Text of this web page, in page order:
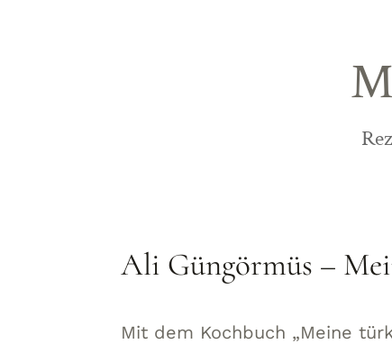
Ali Güngörmüs –
Mit dem Kochbuch „Meine